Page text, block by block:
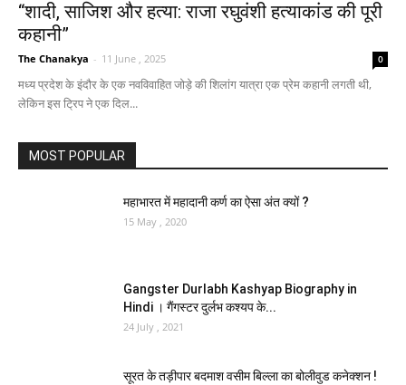
“शादी, साजिश और हत्या: राजा रघुवंशी हत्याकांड की पूरी
कहानी”
The Chanakya - 11 June , 2025 0
मध्य प्रदेश के इंदौर के एक नवविवाहित जोड़े की शिलांग यात्रा एक प्रेम कहानी लगती थी,
लेकिन इस ट्रिप ने एक दिल...
MOST POPULAR
महाभारत में महादानी कर्ण का ऐसा अंत क्यों ?
15 May , 2020
Gangster Durlabh Kashyap Biography in
Hindi । गैंगस्टर दुर्लभ कश्यप के...
24 July , 2021
सूरत के तड़ीपार बदमाश वसीम बिल्ला का बोलीवुड कनेक्शन !